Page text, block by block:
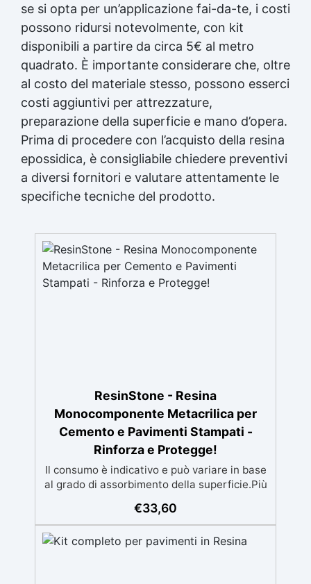
se si opta per un’applicazione fai-da-te, i costi
possono ridursi notevolmente, con kit
disponibili a partire da circa 5€ al metro
quadrato. È importante considerare che, oltre
al costo del materiale stesso, possono esserci
costi aggiuntivi per attrezzature,
preparazione della superficie e mano d’opera.
Prima di procedere con l’acquisto della resina
epossidica, è consigliabile chiedere preventivi
a diversi fornitori e valutare attentamente le
specifiche tecniche del prodotto.
ResinStone - Resina
Monocomponente Metacrilica per
Cemento e Pavimenti Stampati -
Rinforza e Protegge!
Il consumo è indicativo e può variare in base
al grado di assorbimento della superficie.Più
quantità di prodotto necessaria.Per un
risultato ottimale, consigliamo di acquistare
una quantità sufficiente per l’applicazione di
€33,60